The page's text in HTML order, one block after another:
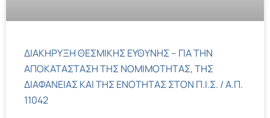
ΔΙΑΚΗΡΥΞΗ ΘΕΣΜΙΚΗΣ ΕΥΘΥΝΗΣ – ΓΙΑ ΤΗΝ
ΑΠΟΚΑΤΑΣΤΑΣΗ ΤΗΣ ΝΟΜΙΜΟΤΗΤΑΣ, ΤΗΣ
ΔΙΑΦΑΝΕΙΑΣ ΚΑΙ ΤΗΣ ΕΝΟΤΗΤΑΣ ΣΤΟΝ Π.Ι.Σ. / Α.Π.
11042